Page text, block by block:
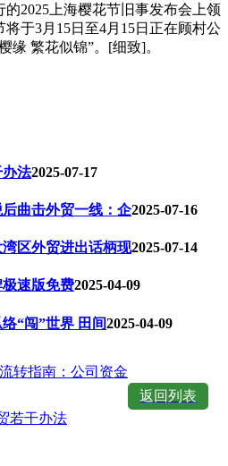
2025上海樱花节旧事发布会上领
于3月15日至4月15日正在顾村公
缘 繁花似锦”。[细致]。
法2025-07-17
曲击外贸一线：企2025-07-16
区外贸进出话柄现2025-07-14
速版免费2025-04-09
“闯”世界 田间2025-04-09
转指南：公司资金
若干办法
返回列表